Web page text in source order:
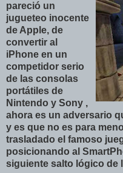
pareció un
jugueteo inocente
de Apple, de
convertir al
iPhone en un
competidor serio
de las consolas
portátiles de
Nintendo y Sony ,
ahora es un adversario
y es que no es para
trasladado el famoso
posicionando al
siguiente salto lógico de